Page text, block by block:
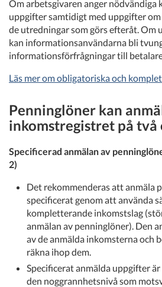
Om arbetsgivaren anger nödvändiga
uppgifter samtidigt med uppgifter
de utredningar som görs efteråt. Om
kan informationsanvändarna bli
informationsförfrågningar till
Läs mer om obligatoriska och
Penninglöner kan
inkomstregistret på två
Specificerad anmälan av
2)
Det rekommenderas att anmäla
specificerat genom att använda
kompletterande inkomstslag
anmälan av penninglöner). Den
av de anmälda inkomsterna och
räkna ihop dem.
Specificerat anmälda uppgifter
den noggrannhetsnivå som